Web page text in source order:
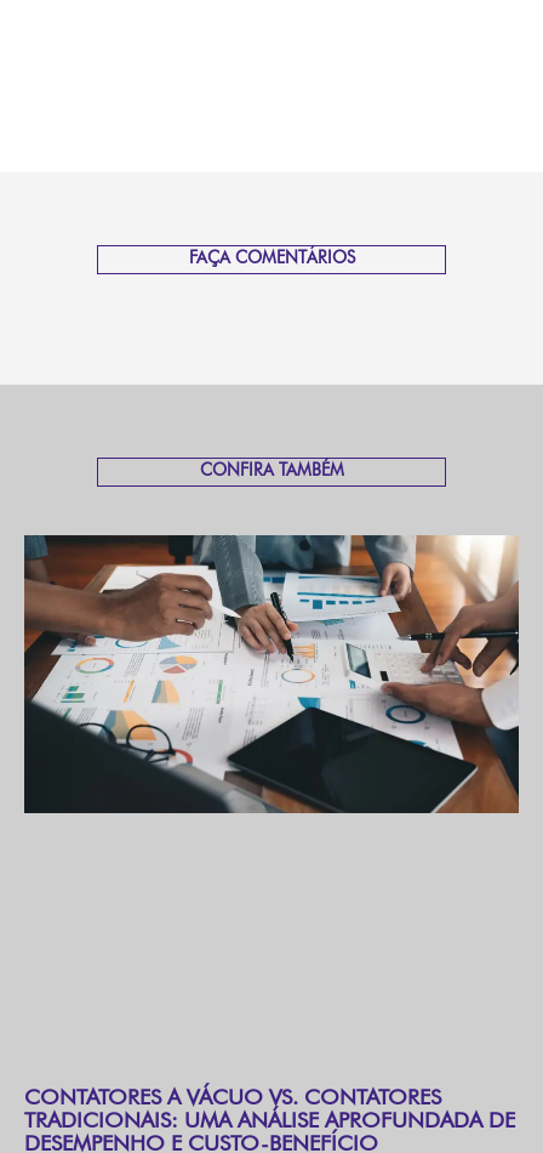
FAÇA COMENTÁRIOS
CONFIRA TAMBÉM
CONTATORES A VÁCUO VS. CONTATORES
TRADICIONAIS: UMA ANÁLISE APROFUNDADA DE
DESEMPENHO E CUSTO-BENEFÍCIO